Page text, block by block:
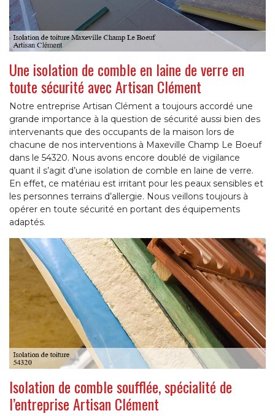
Une isolation de comble en laine de verre en
toute sécurité avec Artisan Clément
Notre entreprise Artisan Clément a toujours accordé une
grande importance à la question de sécurité aussi bien des
intervenants que des occupants de la maison lors de
chacune de nos interventions à Maxeville Champ Le Boeuf
dans le 54320. Nous avons encore doublé de vigilance
quant il s’agit d’une isolation de comble en laine de verre.
En effet, ce matériau est irritant pour les peaux sensibles et
les personnes terrains d’allergie. Nous veillons toujours à
opérer en toute sécurité en portant des équipements
adaptés.
Isolation de comble soufflée, spécialité de
l’entreprise Artisan Clément